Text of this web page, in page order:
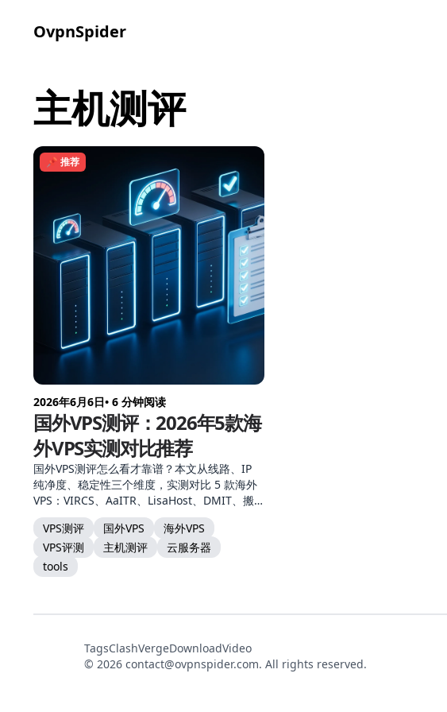
OvpnSpider
主机测评
📌 推荐
2026年6月6日• 6 分钟阅读
国外VPS测评：2026年5款海
外VPS实测对比推荐
国外VPS测评怎么看才靠谱？本文从线路、IP
纯净度、稳定性三个维度，实测对比 5 款海外
VPS：VIRCS、AaITR、LisaHost、DMIT、搬
瓦工，每款附实测印象和完整评测入口，帮你
快速判断哪款 VPS 好。
VPS测评 国外VPS
海外VPS
VPS评测
主机测评
云服务器
tools
TagsClashVergeDownloadVideo
© 2026 contact@ovpnspider.com. All rights reserved.